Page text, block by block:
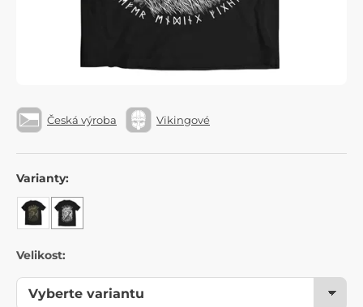
Česká výroba Vikingové
Varianty:
Velikost: